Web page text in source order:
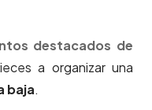
destacados de
a organizar una
baja.